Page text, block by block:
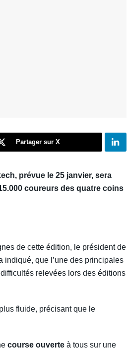
Partager sur X
prévue le 25 janvier, sera
coureurs des quatre coins
de cette édition, le président de
indiqué, que l’une des principales
relevées lors des éditions
fluide, précisant que le
course ouverte à tous sur une